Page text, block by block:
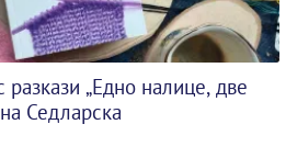
„Едно налице, две
Седларска